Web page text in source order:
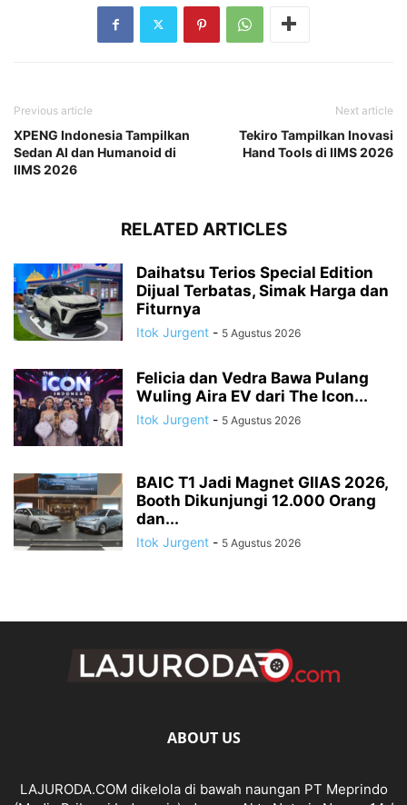
Previous article
XPENG Indonesia Tampilkan
Sedan AI dan Humanoid di
IIMS 2026
Next article
Tekiro Tampilkan Inovasi
Hand Tools di IIMS 2026
RELATED ARTICLES
Daihatsu Terios Special Edition
Dijual Terbatas, Simak Harga dan
Fiturnya
Itok Jurgent - 5 Agustus 2026
Felicia dan Vedra Bawa Pulang
Wuling Aira EV dari The Icon...
Itok Jurgent - 5 Agustus 2026
BAIC T1 Jadi Magnet GIIAS 2026,
Booth Dikunjungi 12.000 Orang
dan...
Itok Jurgent - 5 Agustus 2026
ABOUT US
LAJURODA.COM dikelola di bawah naungan PT Meprindo